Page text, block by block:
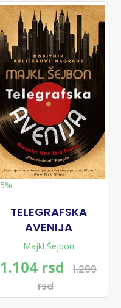
TELEGRAFSKA
AVENIJA
Majkl Šejbon
1.104 rsd
1.299
rsd